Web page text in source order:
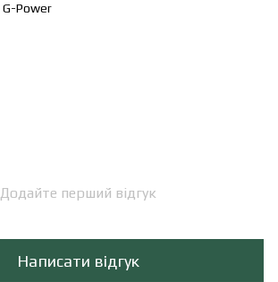
G-Power
Додайте перший відгук
Написати відгук